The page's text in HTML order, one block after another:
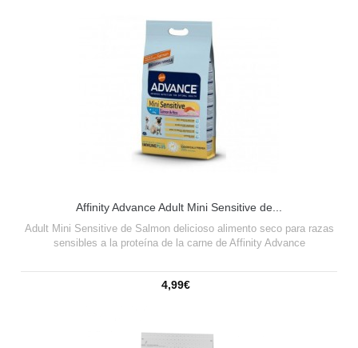
Affinity Advance Adult Mini Sensitive de...
Adult Mini Sensitive de Salmon delicioso alimento seco para razas
sensibles a la proteína de la carne de Affinity Advance
4,99€